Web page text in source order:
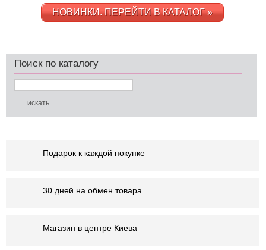
НОВИНКИ. ПЕРЕЙТИ В КАТАЛОГ »
Поиск по каталогу
Подарок к каждой покупке
30 дней на обмен товара
Магазин в центре Киева